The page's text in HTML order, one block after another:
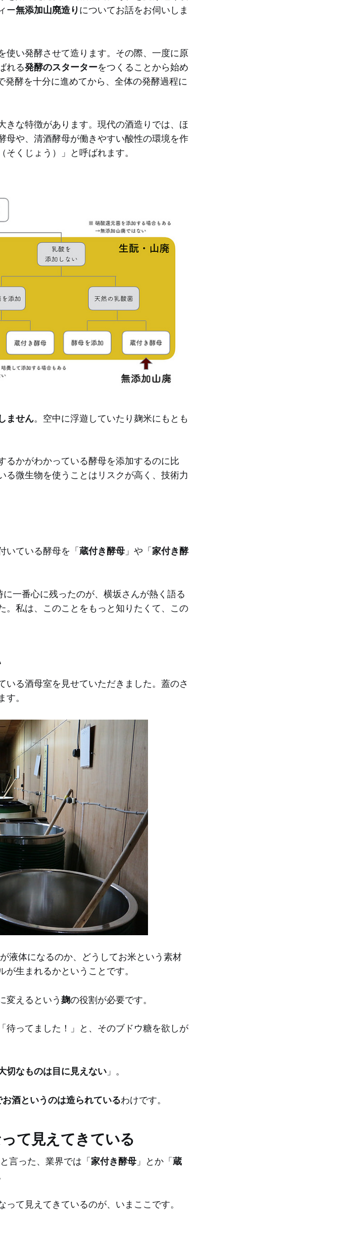
ー無添加山廃造りについてお話をお伺いしま
使い発酵させて造ります。その際、一度に原
れる発酵のスターターをつくることから始め
発酵を十分に進めてから、全体の発酵過程に
きな特徴があります。現代の酒造りでは、ほ
母や、清酒酵母が働きやすい酸性の環境を作
くじょう）」と呼ばれます。
ません。空中に浮遊していたり麹米にもとも
るかがわかっている酵母を添加するのに比
微生物を使うことはリスクが高く、技術力
いている酵母を「蔵付き酵母 」や「家付き酵
一番心に残ったのが、横坂さんが熱く語る
。私は、このことをもっと知りたくて、この
る酒母室を見せていただきました。蓋のさ
。
液体になるのか、どうしてお米という素材
生まれるかということです。
変えるという麹の役割が必要です。
待ってました！」と、そのブドウ糖を欲しが
切なものは目に見えない 」。
酒というのは造られているわけです。
て見えてきている
言った、業界では「家付き酵母 」とか「蔵
て見えてきているのが、いまここです。